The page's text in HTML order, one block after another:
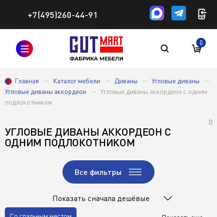
+7(495)260-44-91
0
Главная Каталог мебели Диваны
Угловые диваны
Угловые диваны аккордеон
Угловые диваны аккордеон с одним
подлокотником
УГЛОВЫЕ ДИВАНЫ АККОРДЕОН С
ОДНИМ ПОДЛОКОТНИКОМ
0
Все фильтры
Показать сначала дешёвые